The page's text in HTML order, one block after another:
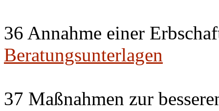
36 Annahme einer
Beratungsunterlagen
37 Maßnahmen zur